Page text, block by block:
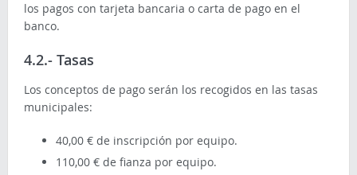
los pagos con tarjeta bancaria o carta de pago en el
banco.
4.2.- Tasas
Los conceptos de pago serán los recogidos en las tasas
municipales:
40,00 € de inscripción por equipo.
110,00 € de fianza por equipo.